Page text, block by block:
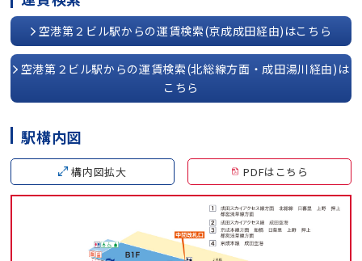
空港第２ビル駅からの運賃検索(京成成田経由)はこちら
空港第２ビル駅からの運賃検索(北総線方面・成田湯川経由)は
こちら
駅構内図
構内図拡大 PDFはこちら